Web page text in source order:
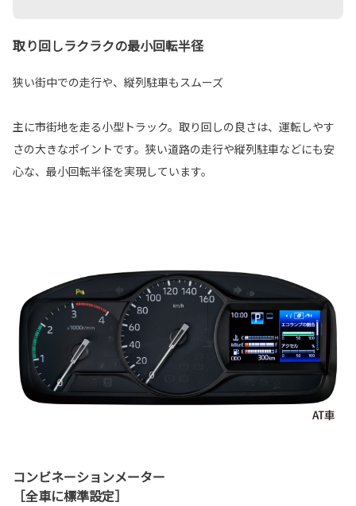
取り回しラクラクの最小回転半径
狭い街中での走行や、縦列駐車もスムーズ
主に市街地を走る小型トラック。取り回しの良さは、運転しやす
さの大きなポイントです。狭い道路の走行や縦列駐車などにも安
心な、最小回転半径を実現しています。
コンビネーションメーター
［全車に標準設定］